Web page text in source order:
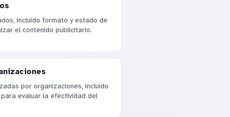
incluido formato y estado de
el contenido publicitario.
por organizaciones, incluido
evaluar la efectividad del